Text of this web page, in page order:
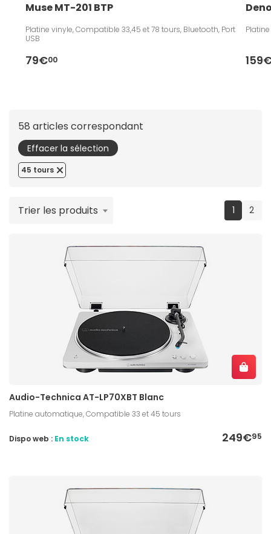
Muse MT-201 BTP
Platine vinyle, Compatible 33,45 et 78 tours, Bluetooth, Port
USB
79€00
58 articles correspondant
Effacer la sélection
45 tours
1 2
Trier les produits
Audio-Technica AT-LP70XBT Blanc
Platine automatique, Compatible 33 et 45 tours
249€95
Dispo web : En stock